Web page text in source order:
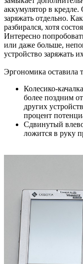
аккумулятор в
заряжать отдельно.
разбирался, хотя
Интересно
или даже больше,
устройство заряжать
Эргономика оставила
Колесико-
более поздним
других
процент
Сдвинутый
ложится в руку